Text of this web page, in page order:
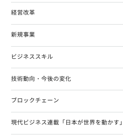
経営改革
新規事業
ビジネススキル
技術動向・今後の変化
ブロックチェーン
現代ビジネス連載「日本が世界を動かす」